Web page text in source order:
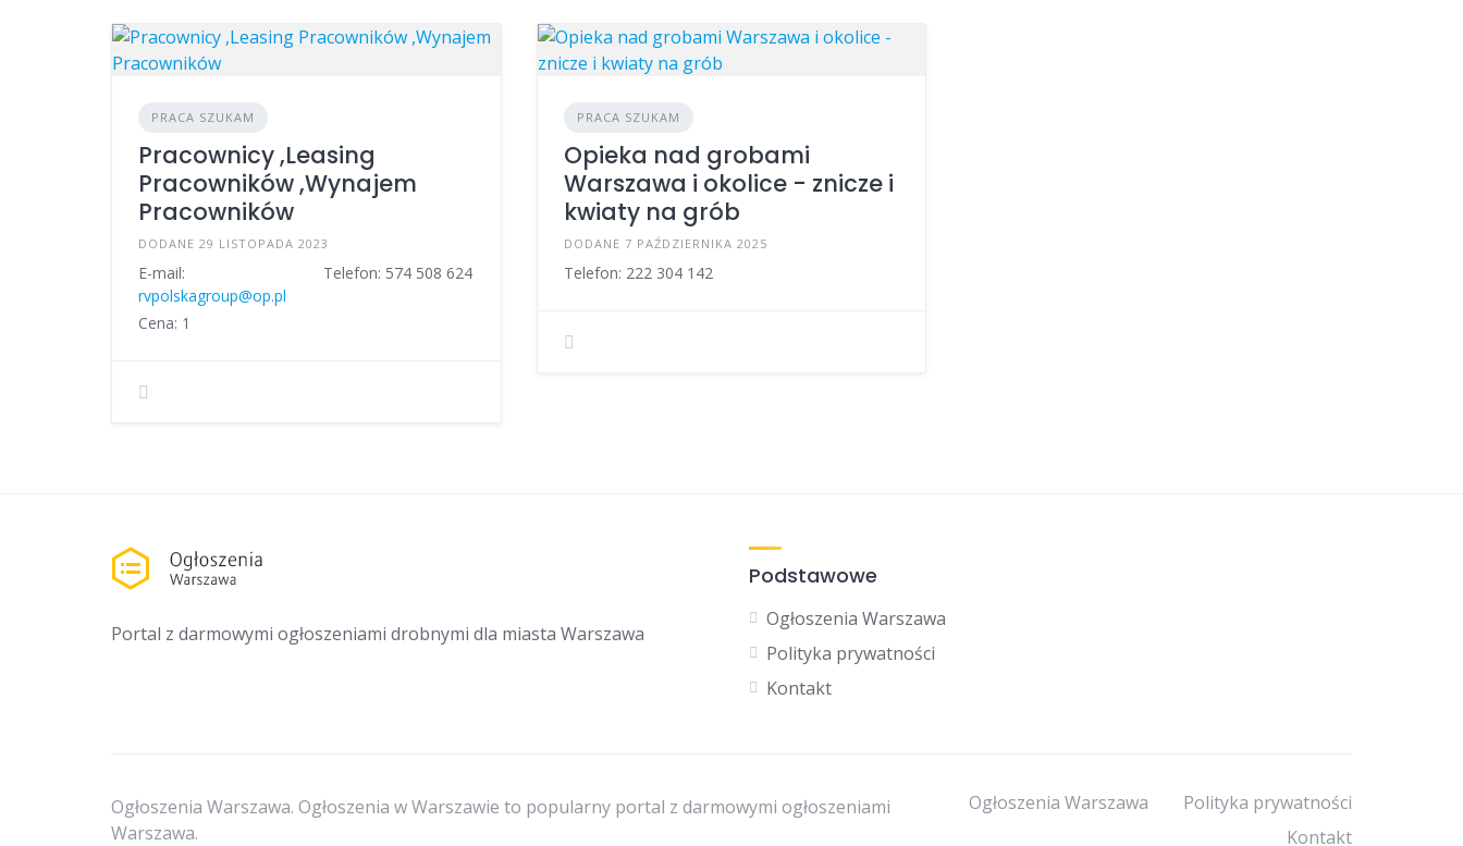
PRACA SZUKAM
Pracownicy ,Leasing
Pracowników ,Wynajem
Pracowników
DODANE 29 LISTOPADA 2023
E-mail:
rvpolskagroup@op.pl
Telefon: 574 508 624
Cena: 1
PRACA SZUKAM
Opieka nad grobami
Warszawa i okolice - znicze i
kwiaty na grób
DODANE 7 PAŹDZIERNIKA 2025
Telefon: 222 304 142
Portal z darmowymi ogłoszeniami drobnymi dla miasta Warszawa
Podstawowe
Ogłoszenia Warszawa
Polityka prywatności
Kontakt
Ogłoszenia Warszawa. Ogłoszenia w Warszawie to popularny portal z darmowymi ogłoszeniami
Warszawa.
Ogłoszenia Warszawa
Polityka prywatności
Kontakt